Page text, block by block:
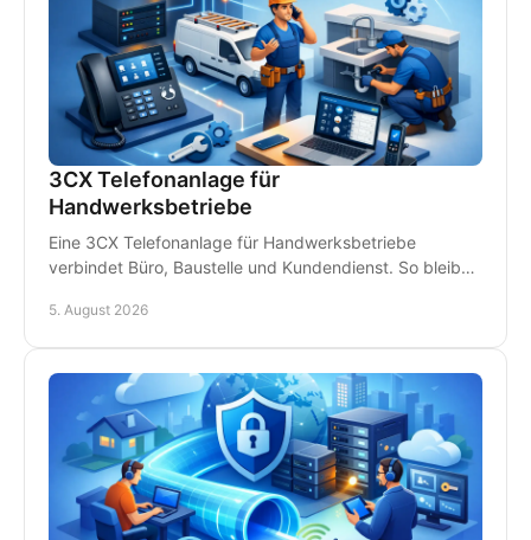
3CX Telefonanlage für
Handwerksbetriebe
Eine 3CX Telefonanlage für Handwerksbetriebe
verbindet Büro, Baustelle und Kundendienst. So bleiben
5. August 2026